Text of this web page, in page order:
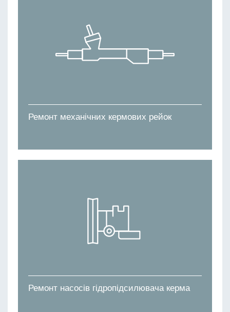
Ремонт механічних кермових рейок
Ремонт насосів гідропідсилювача керма